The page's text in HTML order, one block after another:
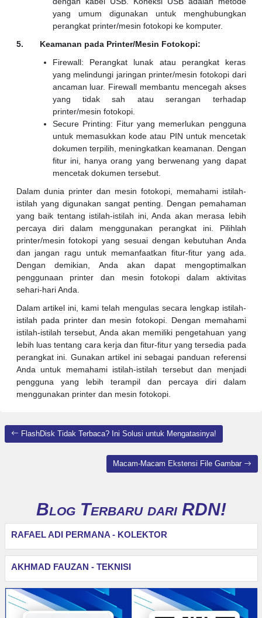
yang umum digunakan untuk menghubungkan
perangkat printer/mesin fotokopi ke komputer.
5. Keamanan pada Printer/Mesin Fotokopi:
Firewall: Perangkat lunak atau perangkat keras
yang melindungi jaringan printer/mesin fotokopi dari
ancaman luar. Firewall membantu mencegah akses
yang tidak sah atau serangan terhadap
printer/mesin fotokopi.
Secure Printing: Fitur yang memerlukan pengguna
untuk memasukkan kode atau PIN untuk mencetak
dokumen terpilih, meningkatkan keamanan. Dengan
fitur ini, hanya orang yang berwenang yang dapat
mencetak dokumen tersebut.
Dalam dunia printer dan mesin fotokopi, memahami istilah-
istilah yang digunakan sangat penting. Dengan pemahaman
yang baik tentang istilah-istilah ini, Anda akan merasa lebih
percaya diri dalam menggunakan perangkat ini. Pilihlah
printer/mesin fotokopi yang sesuai dengan kebutuhan Anda
dan jangan ragu untuk memanfaatkan fitur-fitur yang ada.
Dengan demikian, Anda akan dapat mengoptimalkan
penggunaan printer dan mesin fotokopi dalam aktivitas
sehari-hari Anda.
Dalam artikel ini, kami telah mengulas secara lengkap istilah-
istilah pada printer dan mesin fotokopi. Dengan memahami
istilah-istilah tersebut, Anda akan memiliki pengetahuan yang
lebih luas tentang cara kerja dan fitur-fitur yang tersedia pada
perangkat ini. Gunakan artikel ini sebagai panduan referensi
Anda untuk memahami istilah-istilah tersebut dan menjadi
pengguna yang lebih terampil dan percaya diri dalam
menggunakan printer dan mesin fotokopi.
navigation
FlashDisk Tidak Terbaca? Ini Solusi untuk Mengatasinya!
Macam-Macam Ekstensi File Gambar
Blog Terbaru dari RDN!
RAFAEL ADI PERMANA - KOLEKTOR
AKHMAD FAUZAN - TEKNISI